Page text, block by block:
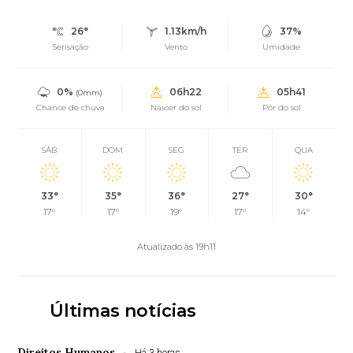
26°
Sensação
1.13km/h
Vento
37%
Umidade
0% (0mm)
Chance de chuva
06h22
Nascer do sol
05h41
Pôr do sol
SÁB
33°
17°
DOM
35°
17°
SEG
36°
19°
TER
27°
17°
QUA
30°
14°
Atualizado às 19h11
Últimas notícias